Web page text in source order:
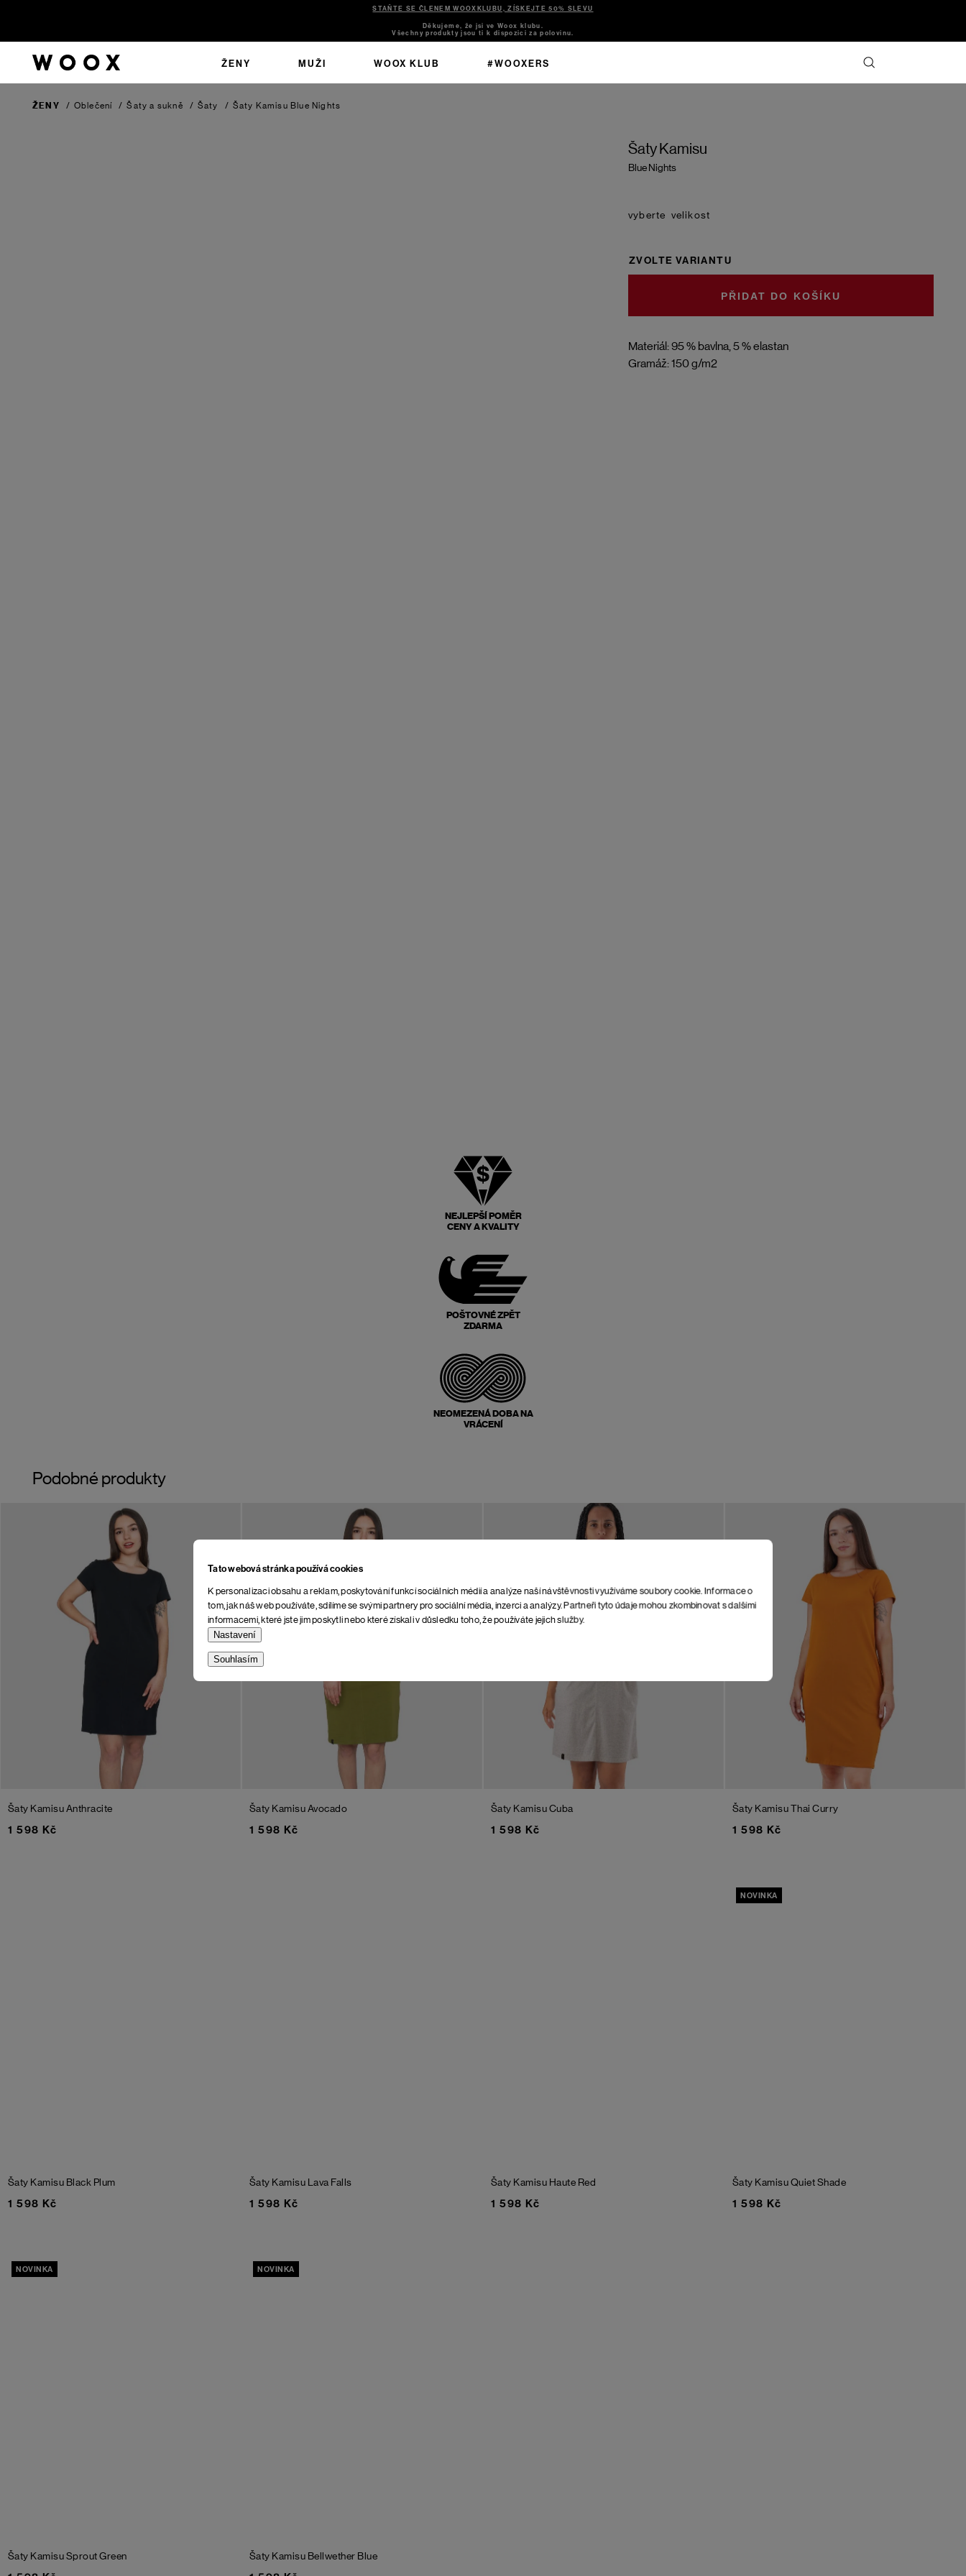
Tato webová stránka používá cookies
K personalizaci obsahu a reklam, poskytování funkcí sociálních médií a analýze naší návštěvnosti využíváme soubory cookie. Informace o
tom, jak náš web používáte, sdílíme se svými partnery pro sociální média, inzerci a analýzy. Partneři tyto údaje mohou zkombinovat s dalšími
informacemi, které jste jim poskytli nebo které získali v důsledku toho, že používáte jejich služby.
Nastavení
Souhlasím
STAŇTE SE ČLENEM WOOXKLUBU, ZÍSKEJTE 50% SLEVU
Děkujeme, že jsi ve Woox klubu.
Všechny produkty jsou ti k dispozici za polovinu.
ŽENY MUŽI WOOX KLUB #WOOXERS
ŽENY / Oblečení / Šaty a sukně / Šaty / Šaty Kamisu Blue Nights
Šaty Kamisu
Blue Nights
Materiál: 95 % bavlna, 5 % elastan
Gramáž: 150 g/m2
velikost
ZVOLTE VARIANTU
DO KOŠÍKU
NEJLEPŠÍ POMĚR
CENY A KVALITY
POŠTOVNÉ ZPĚT
ZDARMA
NEOMEZENÁ DOBA NA
VRÁCENÍ
Podobné produkty
Šaty KamisuAnthracite
1 598 Kč
Šaty KamisuAvocado
1 598 Kč
Šaty KamisuCuba
1 598 Kč
Šaty KamisuThai Curry
1 598 Kč
Šaty Kamisu Black Plum
1 598 Kč
Šaty Kamisu Lava Falls
1 598 Kč
Šaty Kamisu Haute Red
1 598 Kč
NOVINKA
Šaty KamisuQuiet Shade
1 598 Kč
NOVINKA
Šaty KamisuSprout Green
NOVINKA
Šaty Kamisu Bellwether Blue